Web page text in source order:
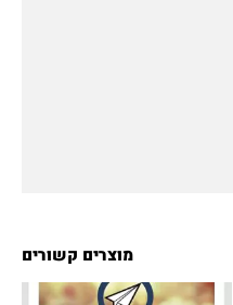
מוצרים קשורים